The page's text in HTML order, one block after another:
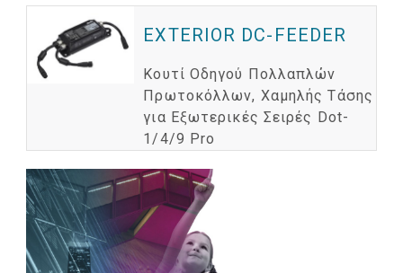
EXTERIOR DC-FEEDER
Κουτί Οδηγού Πολλαπλών
Πρωτοκόλλων, Χαμηλής Τάσης
για Εξωτερικές Σειρές Dot-
1/4/9 Pro